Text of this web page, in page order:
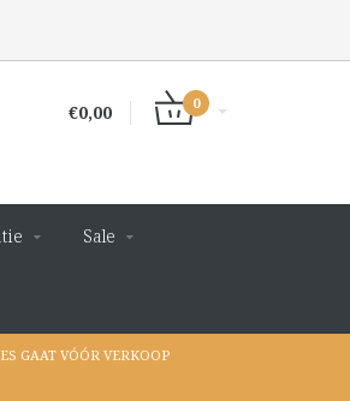
€0,00 0
Sale
GAAT VÓÓR VERKOOP